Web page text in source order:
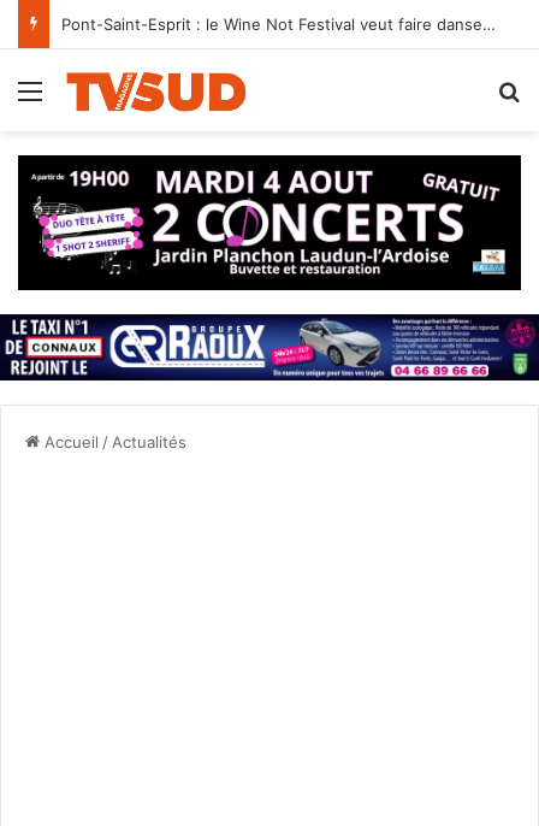
Pont-Saint-Esprit : le Wine Not Festival veut faire danser le Domaine Ventajol le 15 août
Menu
Accueil / Actualités